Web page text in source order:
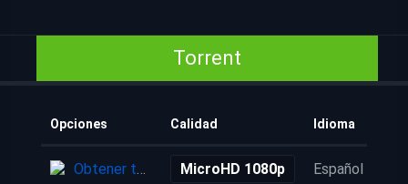
Torrent
Opciones Calidad Idioma
Obtener torrent MicroHD 1080p Español